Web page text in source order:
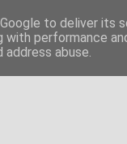
to deliver its
with performance
abuse.